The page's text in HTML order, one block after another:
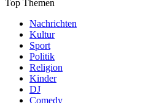
Top Themen
Nachrichten
Kultur
Sport
Politik
Religion
Kinder
DJ
Comedy